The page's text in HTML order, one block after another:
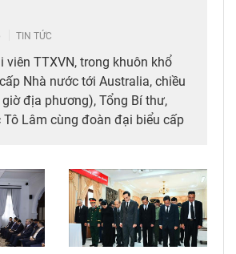
TIN TỨC
viên TTXVN, trong khuôn khổ
Nhà nước tới Australia, chiều
địa phương), Tổng Bí thư,
Tô Lâm cùng đoàn đại biểu cấp
không Việt Nam (Vietnam